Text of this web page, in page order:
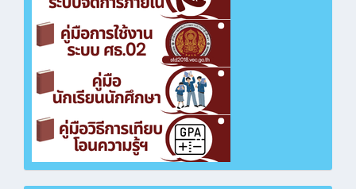
จ้างก่อสร้างปรับปรุงซ่อมแซมทาสีอาคารเรียน 2,
3, อำนวยการและโรงอาหาร
คลิกเพื่อเปิดไฟล์ PDF
ซื้อวัสดุงานบ้าน งานครัว และวัสดุงานอาคาร
สถานที่
คลิกเพื่อเปิดไฟล์ PDF
ซื้อวัสดุแข่งขันทักษะการออกแบบทรงผมสุภาพ
บุรุษ
คลิกเพื่อเปิดไฟล์ PDF